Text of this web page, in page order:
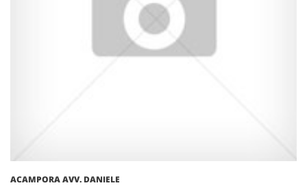
ACAMPORA AVV. DANIELE